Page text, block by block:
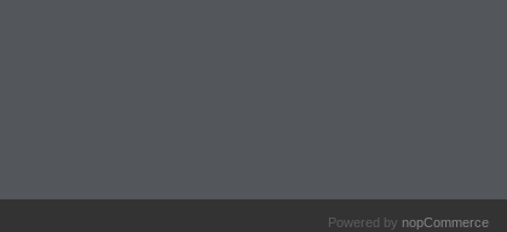
Powered by nopCommerce